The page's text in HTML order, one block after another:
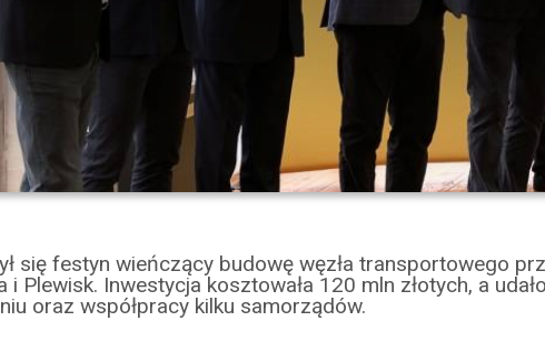
się festyn wieńczący budowę węzła transportowego
i Plewisk. Inwestycja kosztowała 120 mln złotych, a
oraz współpracy kilku samorządów.